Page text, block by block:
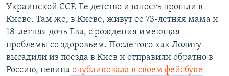
Украинской ССР. Ее детство и юность прошли в
Киеве. Там же, в Киеве, живут ее 73-летняя мама и
18-летняя дочь Ева, с рождения имеющая
проблемы со здоровьем. После того как Лолиту
высадили из поезда в Киев и отправили обратно в
Россию, певица опубликовала в своем фейсбуке